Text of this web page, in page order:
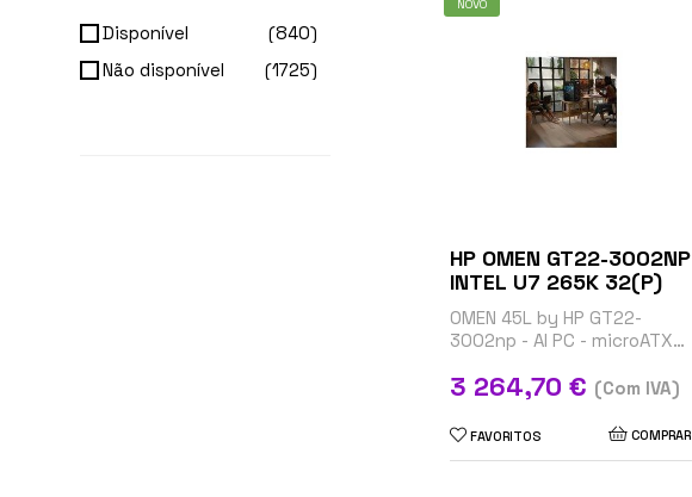
Disponível
(840)
Não disponível
(1725)
NOVO
HP OMEN GT22-3002NP
INTEL U7 265K 32(P)
OMEN 45L by HP GT22-
3002np - AI PC - microATX
até 5.5 GHz - RAM 32 GB -
SSD 1 TB - NVMe,...
Preço
3 264,70 € (Com IVA)
FAVORITOS COMPRAR